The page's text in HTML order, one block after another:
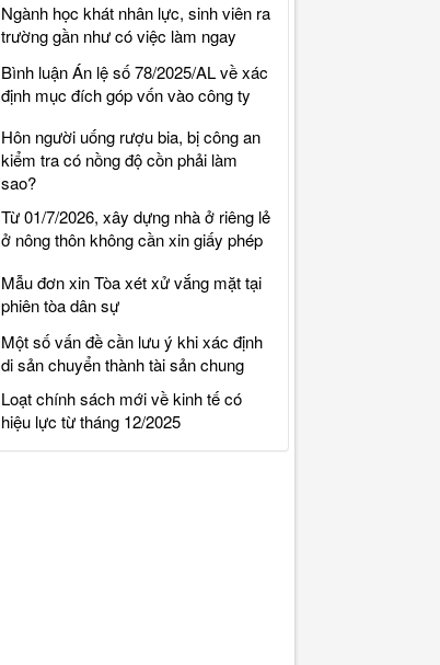
Ngành học khát nhân lực, sinh viên ra
trường gần như có việc làm ngay
Bình luận Án lệ số 78/2025/AL về xác
định mục đích góp vốn vào công ty
Hôn người uống rượu bia, bị công an
kiểm tra có nồng độ cồn phải làm
sao?
Từ 01/7/2026, xây dựng nhà ở riêng lẻ
ở nông thôn không cần xin giấy phép
Mẫu đơn xin Tòa xét xử vắng mặt tại
phiên tòa dân sự
Một số vấn đề cần lưu ý khi xác định
di sản chuyển thành tài sản chung
Loạt chính sách mới về kinh tế có
hiệu lực từ tháng 12/2025